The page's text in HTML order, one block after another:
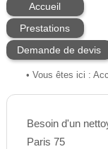
Accueil
Prestations
Demande de devis
• Vous êtes ici :
Besoin d'un
Paris 75